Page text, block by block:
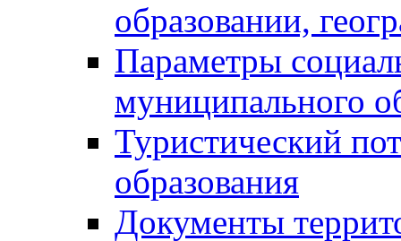
образовании,
Параметры
муниципального
Туристический
образования
Документы